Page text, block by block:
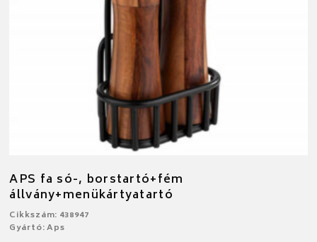
APS fa só-, borstartó+fém
állvány+menükártyatartó
Cikkszám: 438947
Gyártó: Aps